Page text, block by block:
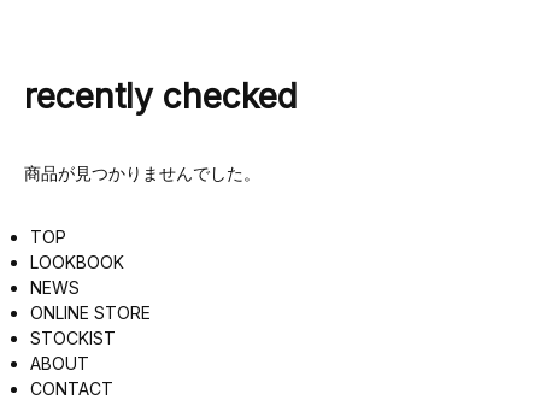
recently checked
商品が見つかりませんでした。
TOP
LOOKBOOK
NEWS
ONLINE STORE
STOCKIST
ABOUT
CONTACT